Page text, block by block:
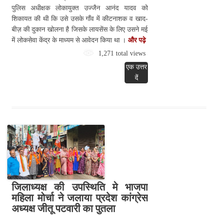
पुलिस अधीक्षक लोकायुक्त उज्जैन आनंद यादव को
शिकायत की थी कि उसे उसके गाँव में कीटनाशक व खाद-
बीज़ की दुकान खोलना है जिसके लायसेंस के लिए उसने मई
में लोकसेवा केंद्र के माध्यम से आवेदन किया था । और पढ़े
1,271 total views
एक उत्तर
दें
जिलाध्यक्ष की उपस्थिति मे भाजपा
महिला मोर्चा ने जलाया प्रदेश कांग्रेस
अध्यक्ष जीतू पटवारी का पुतला